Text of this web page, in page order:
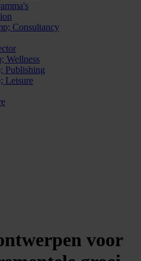
Consultancy
Wellness
Publishing
Leisure
voor